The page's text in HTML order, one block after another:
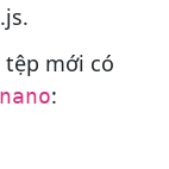
mới có
nano: